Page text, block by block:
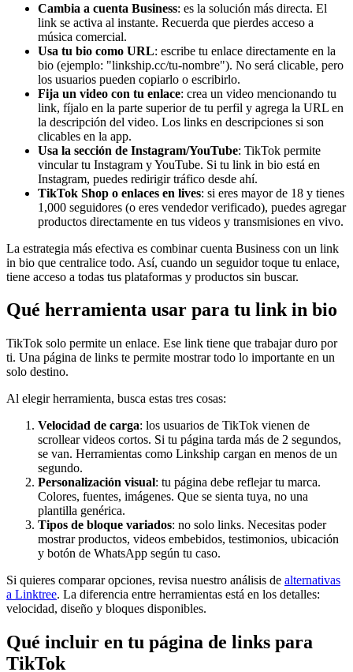
Cambia a cuenta Business: es la solución más directa. El
link se activa al instante. Recuerda que pierdes acceso a
música comercial.
Usa tu bio como URL: escribe tu enlace directamente en la
bio (ejemplo: "linkship.cc/tu-nombre"). No será clicable, pero
los usuarios pueden copiarlo o escribirlo.
Fija un video con tu enlace: crea un video mencionando tu
link, fíjalo en la parte superior de tu perfil y agrega la URL en
la descripción del video. Los links en descripciones si son
clicables en la app.
Usa la sección de Instagram/YouTube: TikTok permite
vincular tu Instagram y YouTube. Si tu link in bio está en
Instagram, puedes redirigir tráfico desde ahí.
TikTok Shop o enlaces en lives: si eres mayor de 18 y tienes
1,000 seguidores (o eres vendedor verificado), puedes agregar
productos directamente en tus videos y transmisiones en vivo.
La estrategia más efectiva es combinar cuenta Business con un link
in bio que centralice todo. Así, cuando un seguidor toque tu enlace,
tiene acceso a todas tus plataformas y productos sin buscar.
Qué herramienta usar para tu link in bio
TikTok solo permite un enlace. Ese link tiene que trabajar duro por
ti. Una página de links te permite mostrar todo lo importante en un
solo destino.
Al elegir herramienta, busca estas tres cosas:
Velocidad de carga: los usuarios de TikTok vienen de
scrollear videos cortos. Si tu página tarda más de 2 segundos,
se van. Herramientas como Linkship cargan en menos de un
segundo.
Personalización visual: tu página debe reflejar tu marca.
Colores, fuentes, imágenes. Que se sienta tuya, no una
plantilla genérica.
Tipos de bloque variados: no solo links. Necesitas poder
mostrar productos, videos embebidos, testimonios, ubicación
y botón de WhatsApp según tu caso.
Si quieres comparar opciones, revisa nuestro análisis de alternativas
a Linktree. La diferencia entre herramientas está en los detalles:
velocidad, diseño y bloques disponibles.
Qué incluir en tu página de links para
TikTok